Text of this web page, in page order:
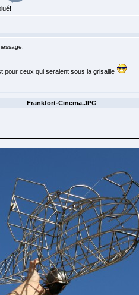
pour ceux qui seraient sous la grisaille
Frankfort-Cinema.JPG